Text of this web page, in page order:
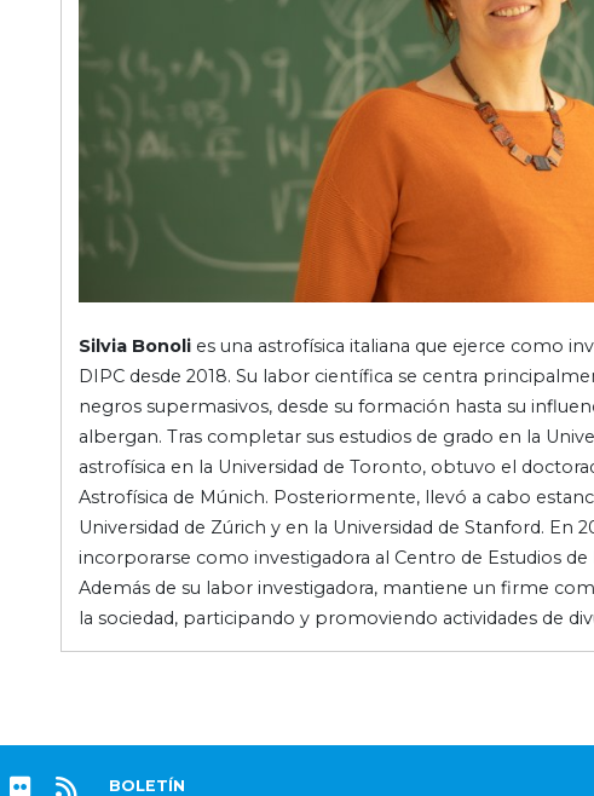
Silvia Bonolies una astrofísica italiana que ejerce como
DIPC desde 2018. Su labor científica se centra
negros supermasivos, desde su formación hasta su
albergan. Tras completar sus estudios de grado en la
astrofísica en la Universidad de Toronto, obtuvo el
Astrofísica de Múnich. Posteriormente, llevó a cabo
Universidad de Zúrich y en la Universidad de Stanford. En
incorporarse como investigadora al Centro de Estudios de
Además de su labor investigadora, mantiene un firme
la sociedad, participando y promoviendo actividades de
BOLETÍN